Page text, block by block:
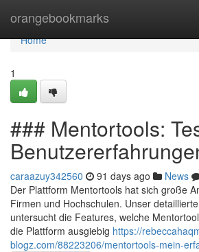
orangebookmarks
Home
Home
1
### Mentortools:
caraazuy342560 91 days ago News
Der Plattform Mentortools hat sich große
Firmen und Hochschulen. Unser
untersucht die Features, welche
die Plattform ausgiebig https://
blogz.com/88223206/mentortools-mein-